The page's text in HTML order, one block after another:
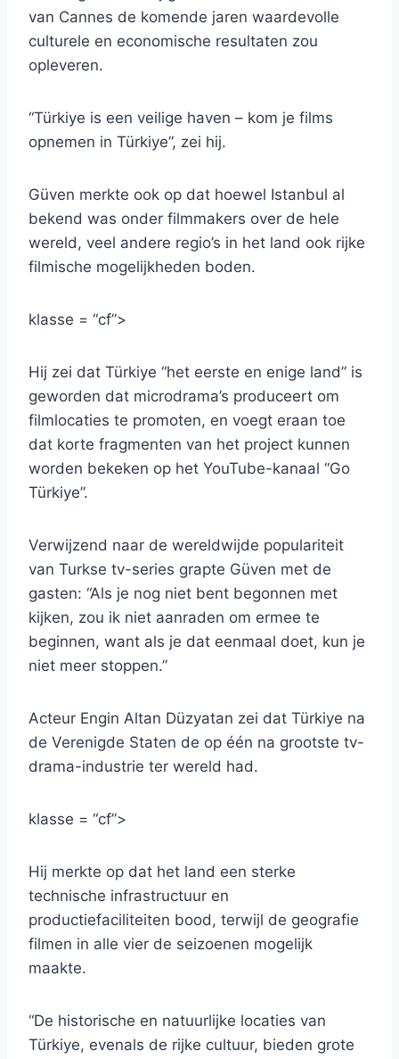
van Cannes de komende jaren waardevolle
culturele en economische resultaten zou
opleveren.
“Türkiye is een veilige haven – kom je films
opnemen in Türkiye”, zei hij.
Güven merkte ook op dat hoewel Istanbul al
bekend was onder filmmakers over de hele
wereld, veel andere regio’s in het land ook rijke
filmische mogelijkheden boden.
klasse = “cf”>
Hij zei dat Türkiye “het eerste en enige land” is
geworden dat microdrama’s produceert om
filmlocaties te promoten, en voegt eraan toe
dat korte fragmenten van het project kunnen
worden bekeken op het YouTube-kanaal “Go
Türkiye”.
Verwijzend naar de wereldwijde populariteit
van Turkse tv-series grapte Güven met de
gasten: “Als je nog niet bent begonnen met
kijken, zou ik niet aanraden om ermee te
beginnen, want als je dat eenmaal doet, kun je
niet meer stoppen.”
Acteur Engin Altan Düzyatan zei dat Türkiye na
de Verenigde Staten de op één na grootste tv-
drama-industrie ter wereld had.
klasse = “cf”>
Hij merkte op dat het land een sterke
technische infrastructuur en
productiefaciliteiten bood, terwijl de geografie
filmen in alle vier de seizoenen mogelijk
maakte.
“De historische en natuurlijke locaties van
Türkiye, evenals de rijke cultuur, bieden grote